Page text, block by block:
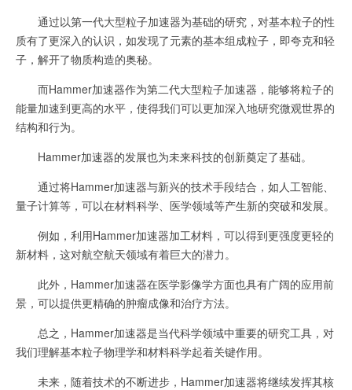
通过以第一代大型粒子加速器为基础的研究，对基本粒子的性
质有了更深入的认识，如发现了元素的基本组成粒子，即夸克和轻
子，解开了物质构造的奥秘。
而Hammer加速器作为第二代大型粒子加速器，能够将粒子的
能量加速到更高的水平，使得我们可以更加深入地研究微观世界的
结构和行为。
Hammer加速器的发展也为未来科技的创新奠定了基础。
通过将Hammer加速器与新兴的技术手段结合，如人工智能、
量子计算等，可以在材料科学、医学领域等产生新的突破和发展。
例如，利用Hammer加速器加工材料，可以得到更强度更轻的
新材料，这对航空航天领域有着巨大的潜力。
此外，Hammer加速器在医学影像学方面也具有广阔的应用前
景，可以提供更精确的肿瘤成像和治疗方法。
总之，Hammer加速器是当代科学领域中重要的研究工具，对
我们理解基本粒子物理学和材料科学起着关键作用。
未来，随着技术的不断进步，Hammer加速器将继续发挥其核